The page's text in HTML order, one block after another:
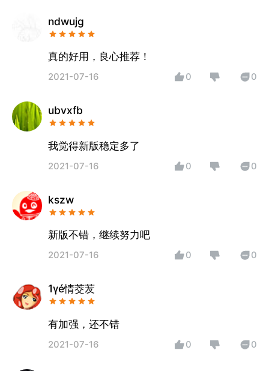
ndwujg
真的好用，良心推荐！
2021-07-16 0 0
ubvxfb
我觉得新版稳定多了
2021-07-16 0 0
kszw
新版不错，继续努力吧
2021-07-16 0 0
1γé情茭苃
有加强，还不错
2021-07-16 0 0